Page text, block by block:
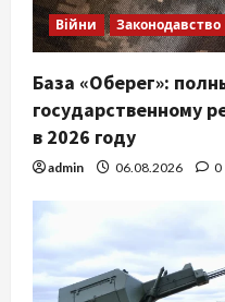
Війни Законодавство
База «Оберег»:
государственному
в 2026 году
admin 06.08.2026 0